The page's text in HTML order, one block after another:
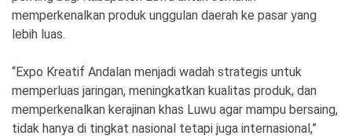
memperkenalkan produk unggulan daerah ke pasar yang
lebih luas.
“Expo Kreatif Andalan menjadi wadah strategis untuk
memperluas jaringan, meningkatkan kualitas produk, dan
memperkenalkan kerajinan khas Luwu agar mampu bersaing,
tidak hanya di tingkat nasional tetapi juga internasional,”